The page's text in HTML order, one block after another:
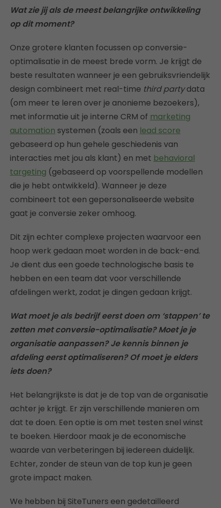
Wat zie jij als de meest belangrijke ontwikkeling
op dit moment?
Onze grotere klanten focussen op conversie-
optimalisatie in de meest brede vorm. Je krijgt de
beste resultaten wanneer je een gebruiksvriendelijk
design combineert met real-time third partydata
(om meer te leren over je anonieme bezoekers),
met informatie uit je interne CRM of marketing
automation systemen (zoals een lead score
gebaseerd op hun gehele geschiedenis van
interacties met jou als klant) en met behavioral
targeting (gebaseerd op voorspellende modellen
die je hebt ontwikkeld). Wanneer je deze
combineert tot een gepersonaliseerde website
gaat je conversie zeker omhoog.
Dit zijn echter complexe projecten waarvoor een
hoop werk gedaan moet worden in de back-end.
Je dient dus een goede technologische basis te
hebben en een team dat voor verschillende
afdelingen werkt, zodat je dingen gedaan krijgt.
Wat moet je als bedrijf eerst doen om ‘stappen’ te
zetten met conversie-optimalisatie? Moet je je
organisatie aanpassen? Je kennis binnen je
afdeling eerst optimaliseren? Of moet je elders
iets doen?
Het belangrijkste is dat je de top van de organisatie
achter je krijgt. Er zijn verschillende manieren om
dat te doen. Een optie is om met testen snel winst
te boeken. Hierdoor maak je de economische
waarde van verbeteringen bij iedereen duidelijk.
Echter, zonder de steun van de top kun je geen
grote impact maken.
We hebben bij SiteTuners een gedetailleerd